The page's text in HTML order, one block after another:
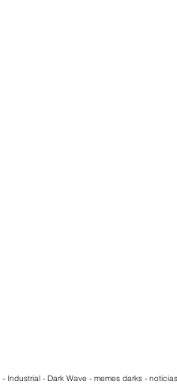
Industrial - Dark Wave - memes darks -